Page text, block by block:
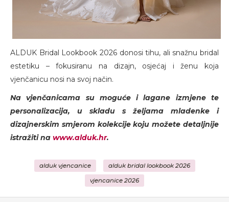
ALDUK Bridal Lookbook 2026 donosi tihu, ali snažnu bridal
estetiku – fokusiranu na dizajn, osjećaj i ženu koja
vjenčanicu nosi na svoj način.
Na vjenčanicama su moguće i lagane izmjene te
personalizacija, u skladu s željama mladenke i
dizajnerskim smjerom kolekcije koju možete detaljnije
istražiti na www.alduk.hr.
alduk vjencanice alduk bridal lookbook 2026
vjencanice 2026